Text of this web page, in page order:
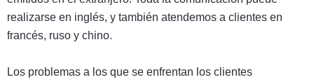
realizarse en inglés, y también atendemos a clientes en
francés, ruso y chino.
Los problemas a los que se enfrentan los clientes